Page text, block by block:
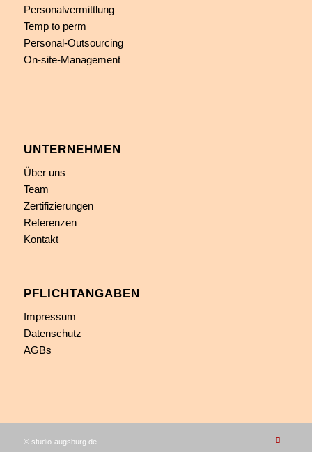
Personalvermittlung
Temp to perm
Personal-Outsourcing
On-site-Management
UNTERNEHMEN
Über uns
Team
Zertifizierungen
Referenzen
Kontakt
PFLICHTANGABEN
Impressum
Datenschutz
AGBs
© studio-augsburg.de